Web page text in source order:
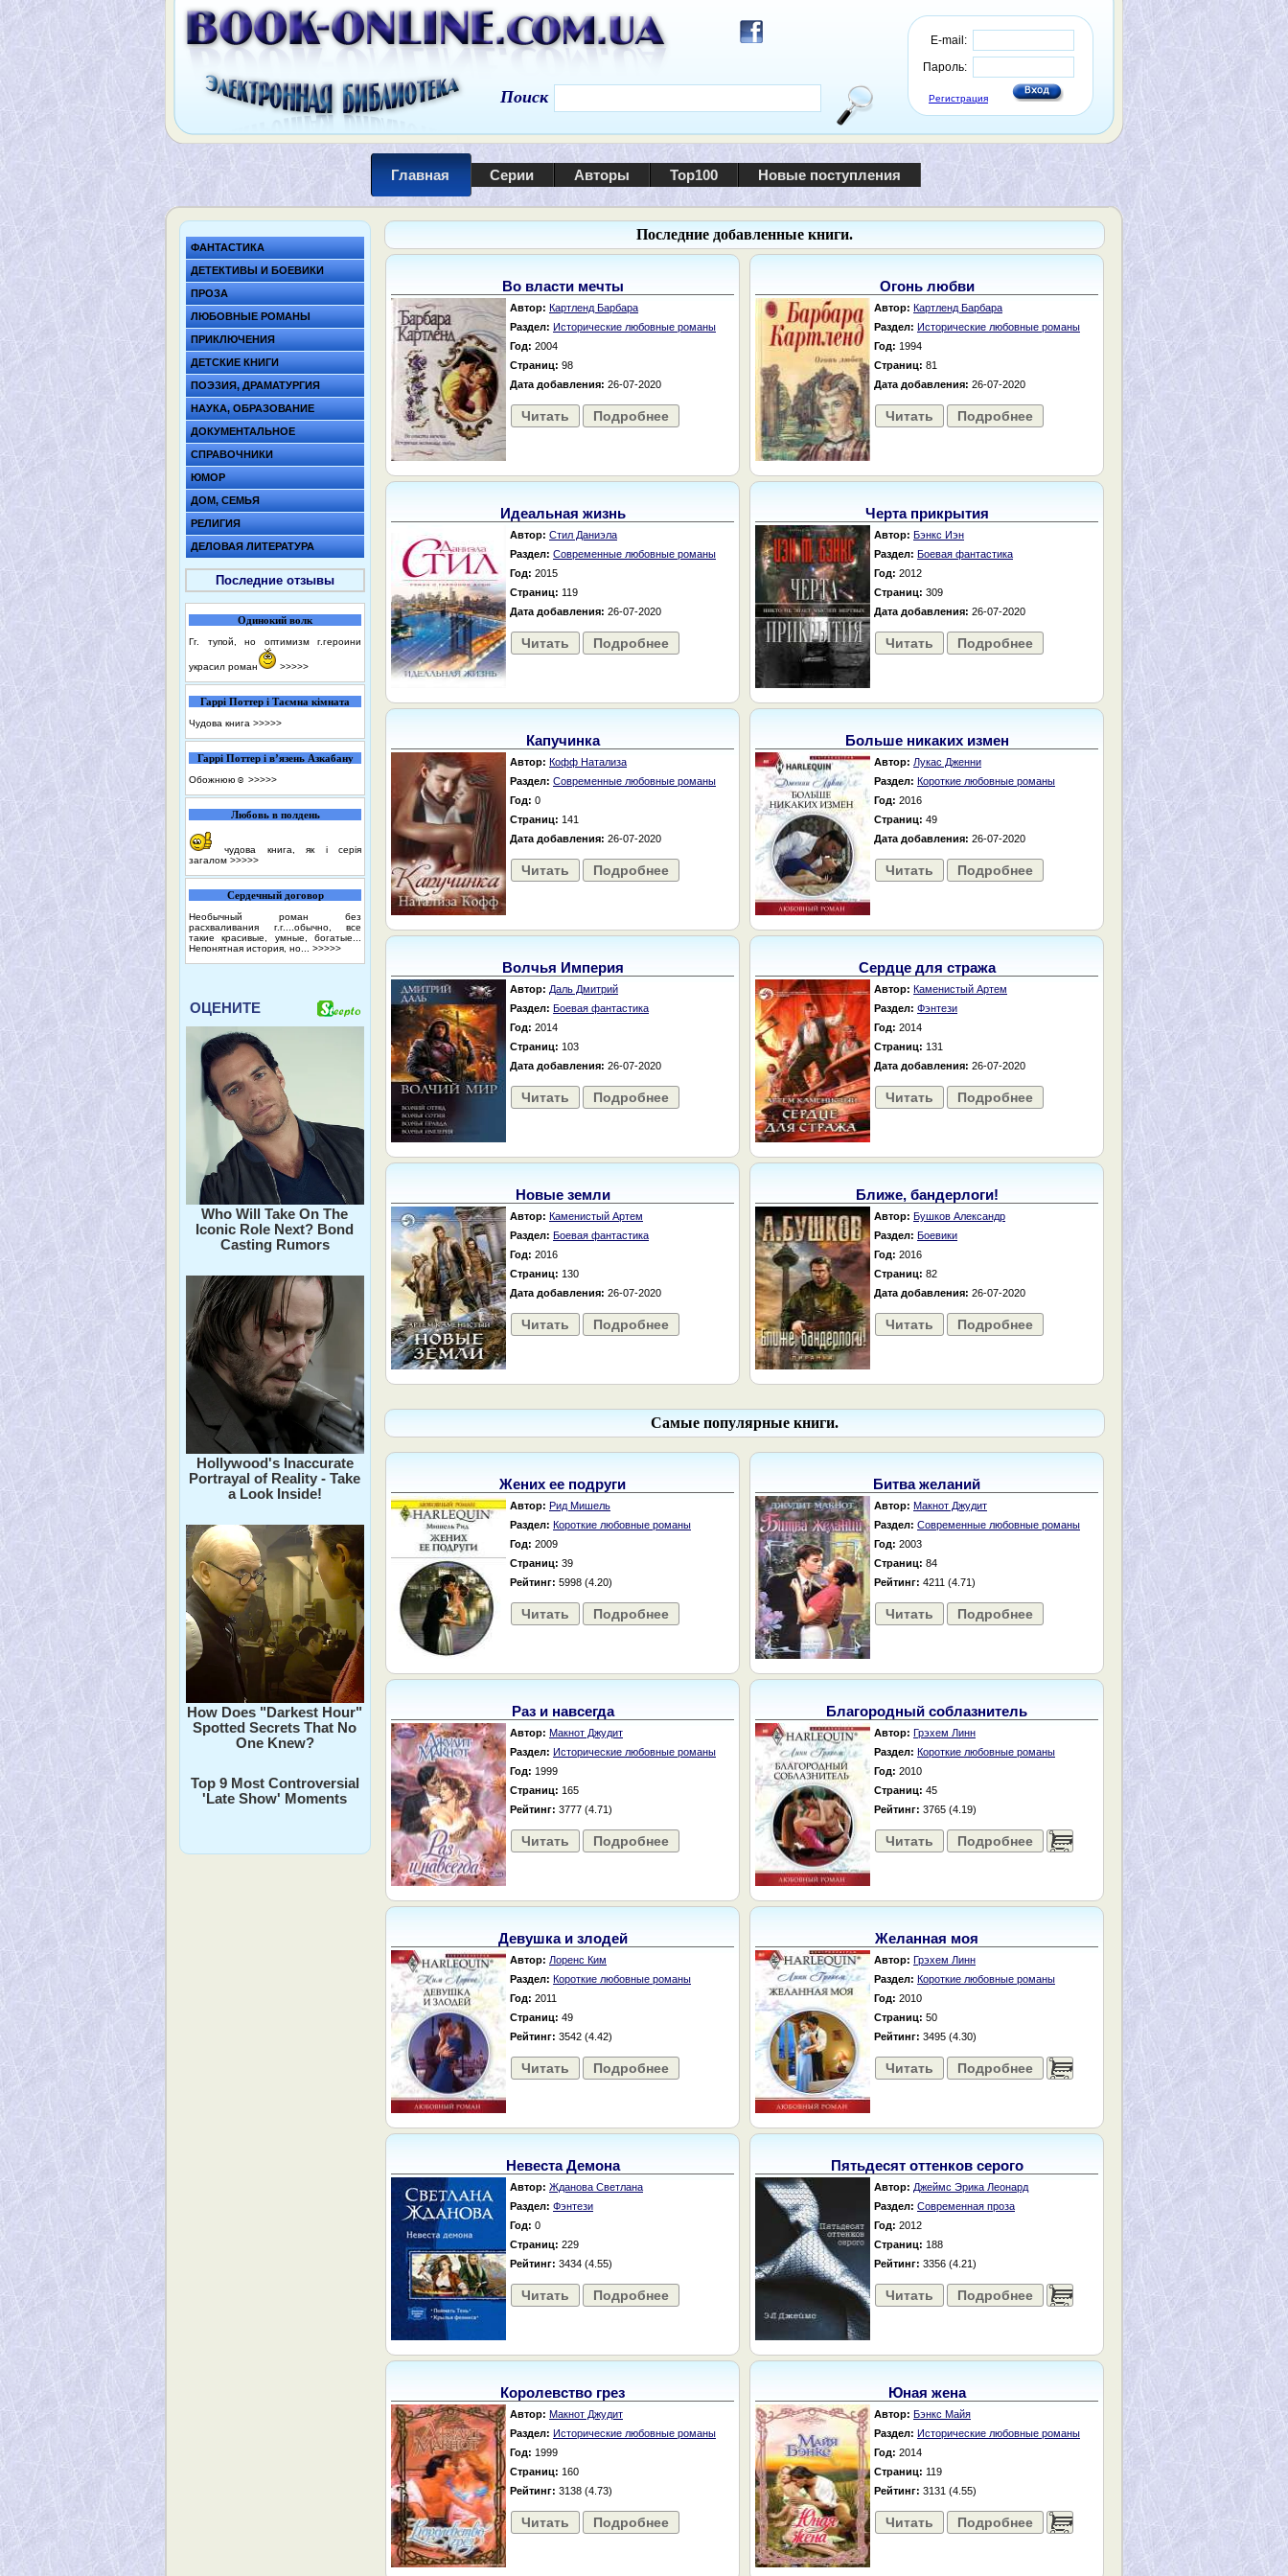
E-mail:
Пароль:
Регистрация
Поиск
Главная Серии Авторы Top100 Новые поступления
ФАНТАСТИКА
ДЕТЕКТИВЫ И БОЕВИКИ
ПРОЗА
ЛЮБОВНЫЕ РОМАНЫ
ПРИКЛЮЧЕНИЯ
ДЕТСКИЕ КНИГИ
ПОЭЗИЯ, ДРАМАТУРГИЯ
НАУКА, ОБРАЗОВАНИЕ
ДОКУМЕНТАЛЬНОЕ
СПРАВОЧНИКИ
ЮМОР
ДОМ, СЕМЬЯ
РЕЛИГИЯ
ДЕЛОВАЯ ЛИТЕРАТУРА
Последние отзывы
Одинокий волк
Гг. тупой, но оптимизм г.героини
украсил роман >>>>>
Гаррі Поттер і Таємна кімната
Чудова книга >>>>>
Гаррі Поттер і в’язень Азкабану
Обожнюю☺️ >>>>>
Любовь в полдень
чудова книга, як і серія
загалом >>>>>
Сердечный договор
Необычный роман без
расхваливания г.г....обычно, все
такие красивые, умные, богатые...
Непонятная история, но... >>>>>
ОЦЕНИТЕ
Who Will Take On The
Iconic Role Next? Bond
Casting Rumors
Hollywood's Inaccurate
Portrayal of Reality - Take
a Look Inside!
How Does "Darkest Hour"
Spotted Secrets That No
One Knew?
Top 9 Most Controversial
'Late Show' Moments
Последние добавленные книги.
Во власти мечты
Автор: Картленд Барбара
Раздел: Исторические любовные романы
Год: 2004
Страниц: 98
Дата добавления: 26-07-2020
Читать Подробнее
Огонь любви
Автор: Картленд Барбара
Раздел: Исторические любовные романы
Год: 1994
Страниц: 81
Дата добавления: 26-07-2020
Читать Подробнее
Идеальная жизнь
Автор: Стил Даниэла
Раздел: Современные любовные романы
Год: 2015
Страниц: 119
Дата добавления: 26-07-2020
Читать Подробнее
Черта прикрытия
Автор: Бэнкс Иэн
Раздел: Боевая фантастика
Год: 2012
Страниц: 309
Дата добавления: 26-07-2020
Читать Подробнее
Капучинка
Автор: Кофф Натализа
Раздел: Современные любовные романы
Год: 0
Страниц: 141
Дата добавления: 26-07-2020
Читать Подробнее
Больше никаких измен
Автор: Лукас Дженни
Раздел: Короткие любовные романы
Год: 2016
Страниц: 49
Дата добавления: 26-07-2020
Читать Подробнее
Волчья Империя
Автор: Даль Дмитрий
Раздел: Боевая фантастика
Год: 2014
Страниц: 103
Дата добавления: 26-07-2020
Читать Подробнее
Сердце для стража
Автор: Каменистый Артем
Раздел: Фэнтези
Год: 2014
Страниц: 131
Дата добавления: 26-07-2020
Читать Подробнее
Новые земли
Автор: Каменистый Артем
Раздел: Боевая фантастика
Год: 2016
Страниц: 130
Дата добавления: 26-07-2020
Читать Подробнее
Ближе, бандерлоги!
Автор: Бушков Александр
Раздел: Боевики
Год: 2016
Страниц: 82
Дата добавления: 26-07-2020
Читать Подробнее
Самые популярные книги.
Жених ее подруги
Автор: Рид Мишель
Раздел: Короткие любовные романы
Год: 2009
Страниц: 39
Рейтинг: 5998 (4.20)
Читать Подробнее
Битва желаний
Автор: Макнот Джудит
Раздел: Современные любовные романы
Год: 2003
Страниц: 84
Рейтинг: 4211 (4.71)
Читать Подробнее
Раз и навсегда
Автор: Макнот Джудит
Раздел: Исторические любовные романы
Год: 1999
Страниц: 165
Рейтинг: 3777 (4.71)
Читать Подробнее
Благородный соблазнитель
Автор: Грэхем Линн
Раздел: Короткие любовные романы
Год: 2010
Страниц: 45
Рейтинг: 3765 (4.19)
Читать Подробнее ......
Девушка и злодей
Автор: Лоренс Ким
Раздел: Короткие любовные романы
Год: 2011
Страниц: 49
Рейтинг: 3542 (4.42)
Читать Подробнее
Желанная моя
Автор: Грэхем Линн
Раздел: Короткие любовные романы
Год: 2010
Страниц: 50
Рейтинг: 3495 (4.30)
Читать Подробнее ......
Невеста Демона
Автор: Жданова Светлана
Раздел: Фэнтези
Год: 0
Страниц: 229
Рейтинг: 3434 (4.55)
Читать Подробнее
Пятьдесят оттенков серого
Автор: Джеймс Эрика Леонард
Раздел: Современная проза
Год: 2012
Страниц: 188
Рейтинг: 3356 (4.21)
Читать Подробнее ......
Королевство грез
Автор: Макнот Джудит
Раздел: Исторические любовные романы
Год: 1999
Страниц: 160
Рейтинг: 3138 (4.73)
Читать Подробнее
Юная жена
Автор: Бэнкс Майя
Раздел: Исторические любовные романы
Год: 2014
Страниц: 119
Рейтинг: 3131 (4.55)
Читать Подробнее ......